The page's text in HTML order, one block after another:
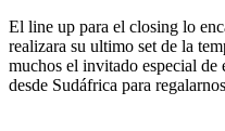
El line up para el closing lo
realizara su ultimo set de la
muchos el invitado especial de
desde Sudáfrica para